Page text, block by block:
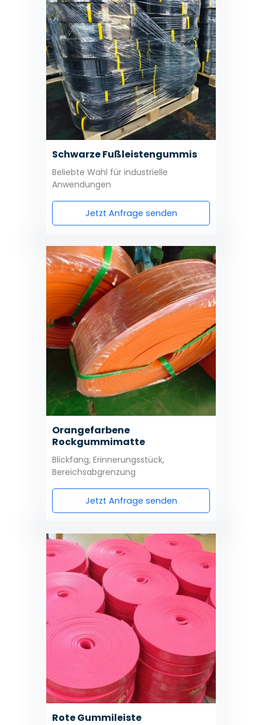
Schwarze Fußleistengummis
Beliebte Wahl für industrielle
Anwendungen
Jetzt Anfrage senden
Orangefarbene
Rockgummimatte
Blickfang, Erinnerungsstück,
Bereichsabgrenzung
Jetzt Anfrage senden
Rote Gummileiste